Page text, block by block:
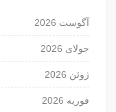
آگوست 2026
جولای 2026
ژوئن 2026
فوریه 2026